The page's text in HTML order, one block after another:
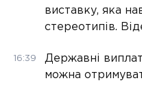
виставку, яка
стереотипів.
16:39
Державні
можна